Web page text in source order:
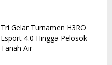
Tri Gelar Turnamen H3RO
Esport 4.0 Hingga Pelosok
Tanah Air